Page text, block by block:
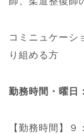
コミニュケーシ
り組める方
勤務時間・曜日：
【勤務時間】